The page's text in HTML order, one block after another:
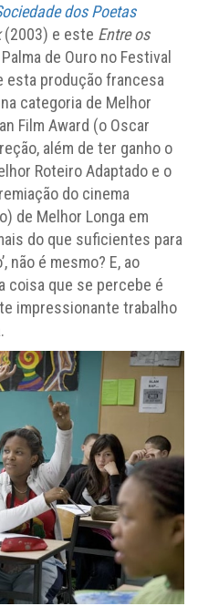
dos Poetas
(2003) e este Entre os
de Ouro no Festival
esta produção francesa
categoria de Melhor
Film Award (o Oscar
além de ter ganho o
Roteiro Adaptado e o
do cinema
de Melhor Longa em
do que suficientes para
não é mesmo? E, ao
coisa que se percebe é
impressionante trabalho